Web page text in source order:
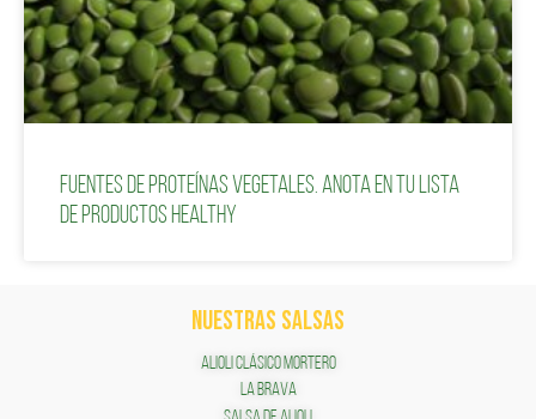
Fuentes de proteínas vegetales. Anota en tu lista
de productos healthy
NUESTRAS SALSAS
ALIOLI CLÁSICO MORTERO
LA BRAVA